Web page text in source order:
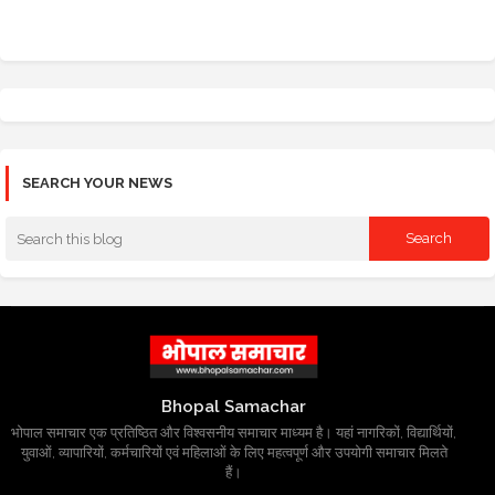
SEARCH YOUR NEWS
Bhopal Samachar
भोपाल समाचार एक प्रतिष्ठित और विश्वसनीय समाचार माध्यम है। यहां नागरिकों, विद्यार्थियों,
युवाओं, व्यापारियों, कर्मचारियों एवं महिलाओं के लिए महत्वपूर्ण और उपयोगी समाचार मिलते
हैं।